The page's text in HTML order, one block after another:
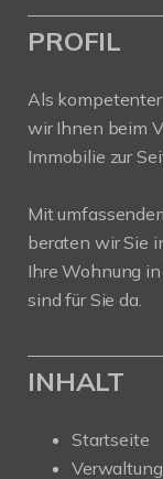
PROFIL
Als kompetenter
wir Ihnen beim
Immobilie zur
Mit
beraten wir Sie
Ihre Wohnung
sind für Sie da.
INHALT
Startseite
Verwaltung